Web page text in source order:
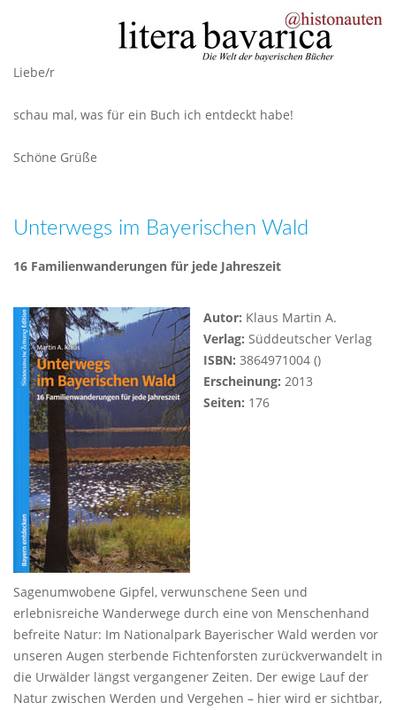
Liebe/r
schau mal, was für ein Buch ich entdeckt habe!
Schöne Grüße
Unterwegs im Bayerischen Wald
16 Familienwanderungen für jede Jahreszeit
Autor: Klaus Martin A.
Verlag: Süddeutscher Verlag
ISBN: 3864971004 ()
Erscheinung: 2013
Seiten: 176
Sagenumwobene Gipfel, verwunschene Seen und
erlebnisreiche Wanderwege durch eine von Menschenhand
befreite Natur: Im Nationalpark Bayerischer Wald werden vor
unseren Augen sterbende Fichtenforsten zurückverwandelt in
die Urwälder längst vergangener Zeiten. Der ewige Lauf der
Natur zwischen Werden und Vergehen – hier wird er sichtbar,